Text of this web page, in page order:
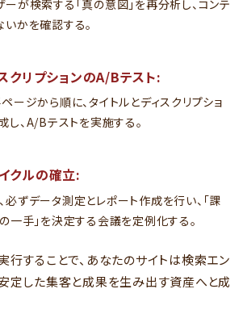
が検索する「真の意図」を再分析し、コンテ
かを確認する。
クリプションのA/Bテスト:
ージから順に、タイトルとディスクリプショ
し、A/Bテストを実施する。
クルの確立:
必ずデータ測定とレポート作成を行い、「課
一手」を決定する会議を定例化する。
行することで、あなたのサイトは検索エン
定した集客と成果を生み出す資産へと成